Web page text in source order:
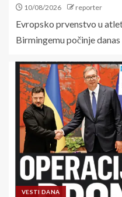
10/08/2026 reporter
Evropsko prvenstvo u
Birmingemu počinje danas
VESTI DANA